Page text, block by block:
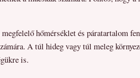
hőmérséklet és páratartalom
A túl hideg vagy túl meleg
is.